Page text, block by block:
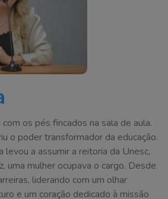
com os pés fincados na sala de aula.
o poder transformador da educação.
levou a assumir a reitoria da Unesc,
uma mulher ocupava o cargo. Desde
liderando com um olhar
e um coração dedicado à missão